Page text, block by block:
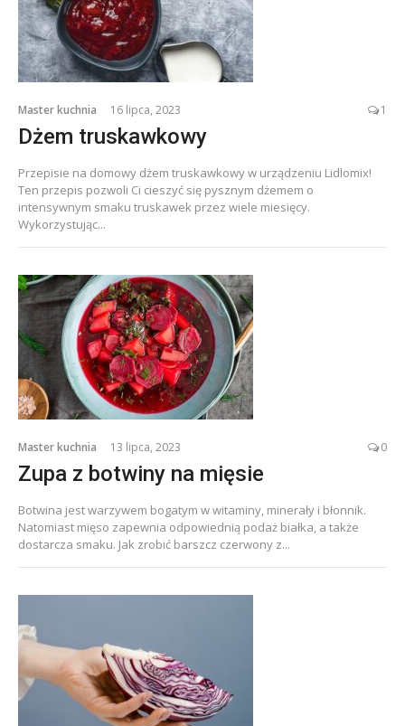
Master kuchnia 16 lipca, 2023 1
Dżem truskawkowy
Przepisie na domowy dżem truskawkowy w urządzeniu Lidlomix!
Ten przepis pozwoli Ci cieszyć się pysznym dżemem o
intensywnym smaku truskawek przez wiele miesięcy.
Wykorzystując...
Master kuchnia 13 lipca, 2023 0
Zupa z botwiny na mięsie
Botwina jest warzywem bogatym w witaminy, minerały i błonnik.
Natomiast mięso zapewnia odpowiednią podaż białka, a także
dostarcza smaku. Jak zrobić barszcz czerwony z...